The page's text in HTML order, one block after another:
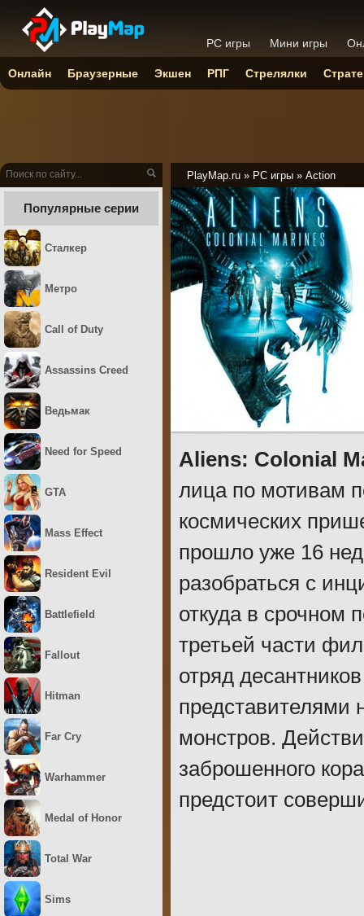
PlayMap.ru » PC игры » Action
Aliens: Colonial
лица по мотивам
космических
прошло уже 16
разобраться с
откуда в срочном
третьей части
отряд
представителями
монстров.
заброшенного
предстоит
Популярные серии
Сталкер
Метро
Call of Duty
Assassins Creed
Ведьмак
Need for Speed
GTA
Mass Effect
Resident Evil
Battlefield
Fallout
Hitman
Far Cry
Warhammer
Medal of Honor
Total War
Sims
PC игры Мини игры
Онлайн Браузерные Экшен РПГ Стрелялки